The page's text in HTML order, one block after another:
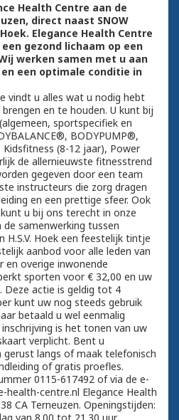
Health Centre aan de
direct naast SNOW
Hoek. Elegance Health Centre
gezond lichaam op een
werken samen met u aan
een optimale conditie in
vindt u alles wat u nodig hebt
en te houden. U kunt bij
sportspecifiek en
BODYPUMP®,
(8-12 jaar), Power
de allernieuwste fitnesstrend
gegeven door een team
instructeurs die zorg dragen
en een prettige sfeer. Ook
u bij ons terecht in onze
samenwerking tussen
H.S.V. Hoek een feestelijk tintje
aanbod voor alle leden van
en overige inwonende
sporten voor € 32,00 en uw
Deze actie is geldig tot 4
kunt uw nog steeds gebruik
betaald u wel eenmalig
is het tonen van uw
verplicht. Bent u
gerust langs of maak telefonisch
of gratis proefles.
0115-617492 of via de e-
health-centre.nl Elegance Health
CA Terneuzen. Openingstijden: